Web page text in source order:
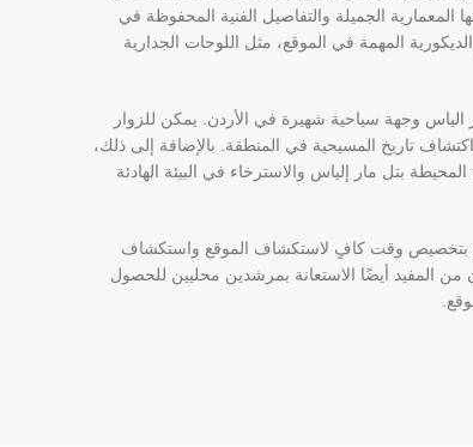
الجميلة والتفاصيل الفنية المحفوظة في
المهمة في الموقع، مثل اللوحات الجدارية
الياس وجهة سياحية شهيرة في الأردن. يمكن للزوار
تاريخ المسيحية في المنطقة. بالإضافة إلى ذلك،
المحيطة بتل مار إلياس والاسترخاء في البيئة الهادئة
بتخصيص وقت كافٍ لاستكشاف الموقع واستكشاف
من المفيد أيضًا الاستعانة بمرشدين محليين للحصول